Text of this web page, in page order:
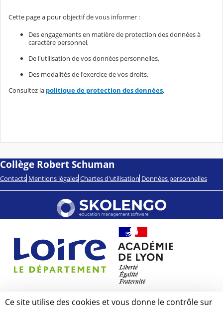
Cette page a pour objectif de vous informer :
Des engagements en matière de protection des données à
caractère personnel,
De l'utilisation de vos données personnelles,
Des modalités de l'exercice de vos droits.
Consultez la politique de protection des données.
Collège Robert Schuman
Contacts Mentions légales Chartes d'utilisation Données personnelles
Ce site utilise des cookies et vous donne le contrôle sur